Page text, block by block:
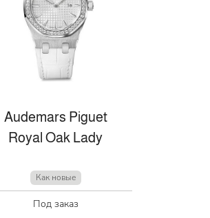
Audemars Piguet
Royal Oak Lady
Как новые
Под заказ